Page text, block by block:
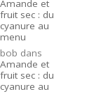
Amande et
fruit sec : du
cyanure au
menu
bob dans
Amande et
fruit sec : du
cyanure au